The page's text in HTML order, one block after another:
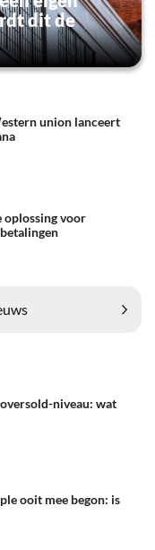
dit de
union lanceert
oplossing voor
niveau: wat
ooit mee begon: is